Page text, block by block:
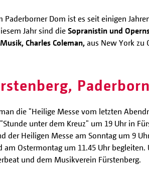
Dom ist es seit einigen
Jahr sind die Sopranistin und
Charles Coleman,aus New York zu
die "Heilige Messe vom letzten
unter dem Kreuz" um 19 Uhr in
der Heiligen Messe am Sonntag um 9
Ostermontag um 11.45 Uhr
und dem Musikverein Fürstenberg.